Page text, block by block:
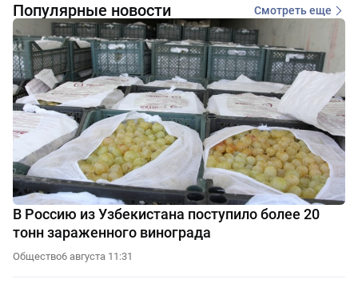
Популярные новости Смотреть еще
В Россию из Узбекистана поступило более 20
тонн зараженного винограда
Общество6 августа 11:31